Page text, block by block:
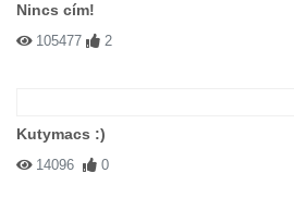
Nincs cím!
105477 2
Kutymacs :)
14096 0